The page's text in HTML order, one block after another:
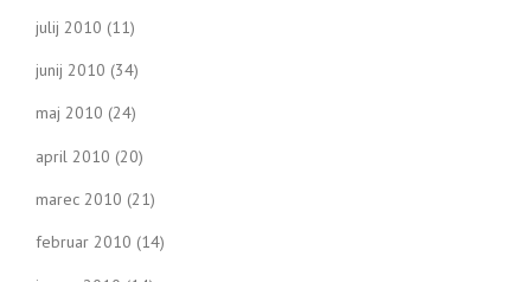
julij 2010 (11)
junij 2010 (34)
maj 2010 (24)
april 2010 (20)
marec 2010 (21)
februar 2010 (14)